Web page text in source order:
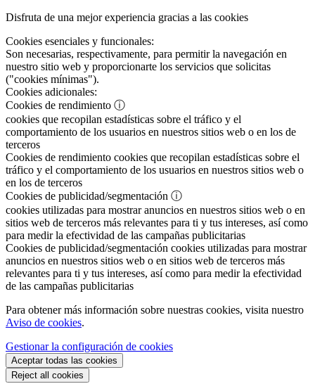
Disfruta de una mejor experiencia gracias a las cookies
Cookies esenciales y funcionales:
Son necesarias, respectivamente, para permitir la navegación en
nuestro sitio web y proporcionarte los servicios que solicitas
("cookies mínimas").
Cookies adicionales:
Cookies de rendimiento ⓘ
cookies que recopilan estadísticas sobre el tráfico y el
comportamiento de los usuarios en nuestros sitios web o en los de
terceros
Cookies de rendimiento cookies que recopilan estadísticas sobre el
tráfico y el comportamiento de los usuarios en nuestros sitios web o
en los de terceros
Cookies de publicidad/segmentación ⓘ
cookies utilizadas para mostrar anuncios en nuestros sitios web o en
sitios web de terceros más relevantes para ti y tus intereses, así como
para medir la efectividad de las campañas publicitarias
Cookies de publicidad/segmentación cookies utilizadas para mostrar
anuncios en nuestros sitios web o en sitios web de terceros más
relevantes para ti y tus intereses, así como para medir la efectividad
de las campañas publicitarias
Para obtener más información sobre nuestras cookies, visita nuestro
Aviso de cookies.
Gestionar la configuración de cookies
Aceptar todas las cookies
Reject all cookies